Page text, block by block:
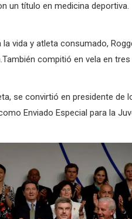
un título en medicina deportiva.
vida y atleta consumado,
compitió en vela en
se convirtió en presidente de
Enviado Especial para la